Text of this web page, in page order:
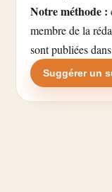
Notre méthode :
membre de la
sont publiées
Suggérer un